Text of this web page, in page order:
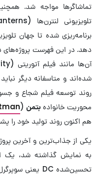
تماشاگرها مواجه شد.
برنامه‌ریزی شده تا جهان
دهد. در این فهرست پروژه‌های
شده‌اند و متاسفانه دیگر
محوریت خانوادهبتمن (
هم اکنون روند تولید خود را
یکی از جذاب‌ترین و آخرین
به نمایش گذاشته شد، یک